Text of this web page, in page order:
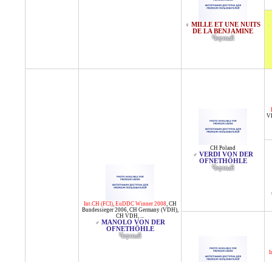
♀ MILLE ET UNE NUITS
DE LA BENJAMINE
Черный
Int.CH (FCI), EuDDC Winner 2008, CH
Bundessieger 2006, CH Germany (VDH),
CH VDH, ...
♂ MANOLO VON DER
OFNETHÖHLE
Черный
CH Poland
♂ VERDI VON DER
OFNETHÖHLE
Черный